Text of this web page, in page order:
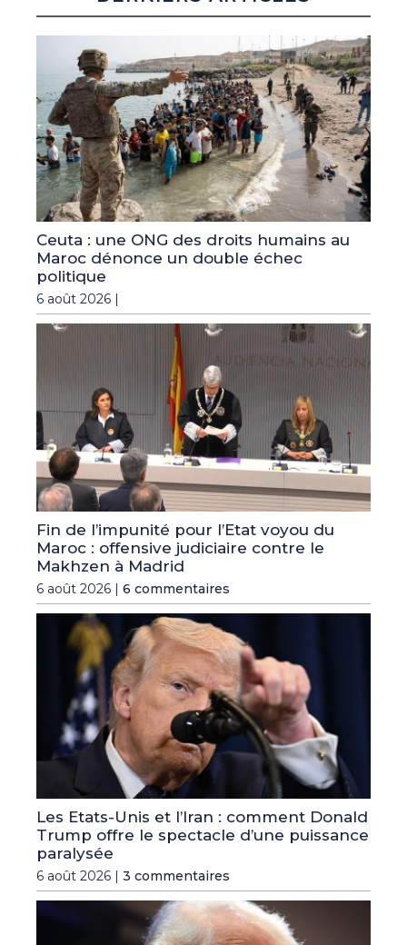
Ceuta : une ONG des droits humains au
Maroc dénonce un double échec
politique
6 août 2026 |
Fin de l’impunité pour l’Etat voyou du
Maroc : offensive judiciaire contre le
Makhzen à Madrid
6 août 2026 | 6 commentaires
Les Etats-Unis et l’Iran : comment Donald
Trump offre le spectacle d’une puissance
paralysée
6 août 2026 | 3 commentaires